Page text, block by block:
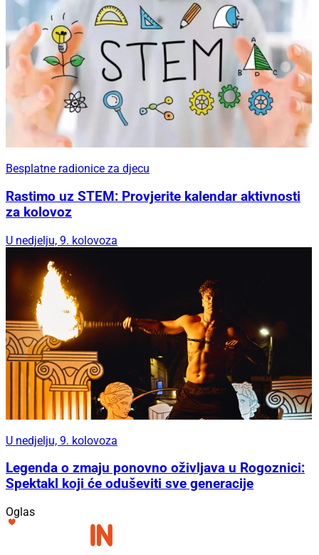
Besplatne radionice za djecu
Rastimo uz STEM: Provjerite kalendar aktivnosti
za kolovoz
U nedjelju, 9. kolovoza
U nedjelju, 9. kolovoza
Legenda o zmaju ponovno oživljava u Rogoznici:
Spektakl koji će oduševiti sve generacije
Oglas